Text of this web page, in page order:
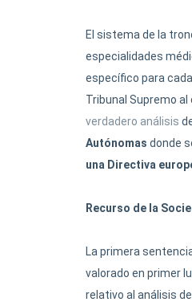
El sistema de la
especialidades
específico para
Tribunal Supremo
verdadero análisis
Autónomas donde
una Directiva
Recurso de la
La primera
valorado en primer
relativo al análisis